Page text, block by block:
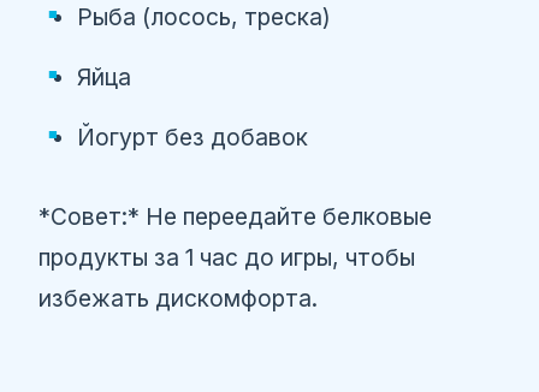
Рыба (лосось, треска)
Яйца
Йогурт без добавок
*Совет:* Не переедайте белковые
продукты за 1 час до игры, чтобы
избежать дискомфорта.